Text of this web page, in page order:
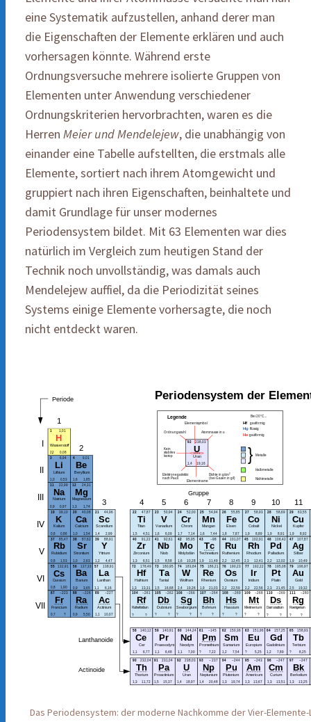
eine Systematik aufzustellen, anhand derer man
die Eigenschaften der Elemente erklären und auch
vorhersagen könnte. Während erste
Ordnungsversuche mehrere isolierte Gruppen von
Elementen unter Anwendung verschiedener
Ordnungskriterien hervorbrachten, waren es die
Herren Meier und Mendelejew, die unabhängig von
einander eine Tabelle aufstellten, die erstmals alle
Elemente, sortiert nach ihrem Atomgewicht und
gruppiert nach ihren Eigenschaften, beinhaltete und
damit Grundlage für unser modernes
Periodensystem bildet. Mit 63 Elementen war dies
natürlich im Vergleich zum heutigen Stand der
Technik noch unvollständig, was damals auch
Mendelejew auffiel, da die Periodizität seines
Systems einige Elemente vorhersagte, die noch
nicht entdeckt waren.
Das Periodensystem: der moderne Nachkomme der Vier-Elemente-